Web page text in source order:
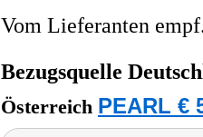
Vom Lieferanten
Bezugsquelle
Österreich PEARL €